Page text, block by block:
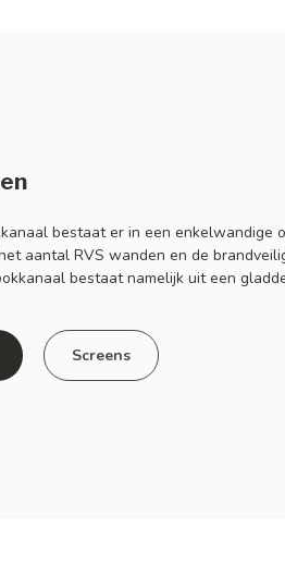
bestaat er in een enkelwandige
aantal RVS wanden en de
bestaat namelijk uit een
Screens